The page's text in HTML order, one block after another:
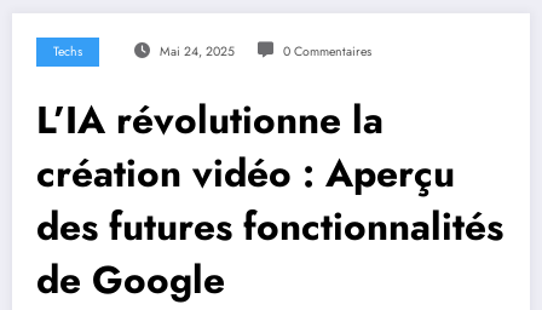
Techs Mai 24, 2025 0 Commentaires
L’IA révolutionne la
création vidéo : Aperçu
des futures fonctionnalités
de Google